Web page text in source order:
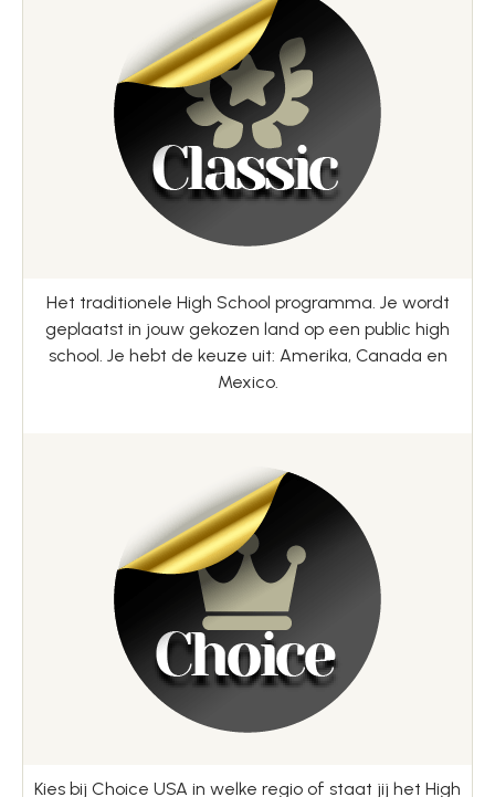
Het traditionele High School programma. Je wordt
geplaatst in jouw gekozen land op een public high
school. Je hebt de keuze uit: Amerika, Canada en
Mexico.
Kies bij Choice USA in welke regio of staat jij het High